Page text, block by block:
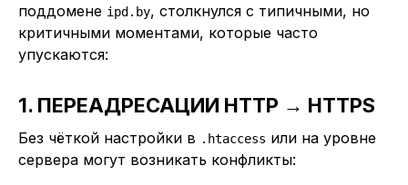
поддомене ipd.by, столкнулся с типичными, но
критичными моментами, которые часто
упускаются:
1. ПЕРЕАДРЕСАЦИИ HTTP → HTTPS
Без чёткой настройки в .htaccess или на уровне
сервера могут возникать конфликты: